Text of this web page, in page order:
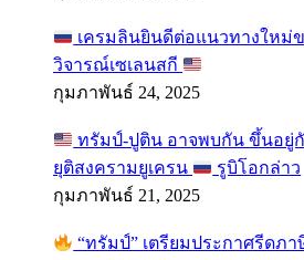
เครมลินยินดีต่อแนวทางใหม่
วิจารณ์เซเลนสกี
กุมภาพันธ์ 24, 2025
ทรัมป์-ปูติน อาจพบกัน ขึ้นอยู่
ยุติสงครามยูเครน
รูบิโอกล่าว
กุมภาพันธ์ 21, 2025
“ทรัมป์” เตรียมประกาศรีดภา